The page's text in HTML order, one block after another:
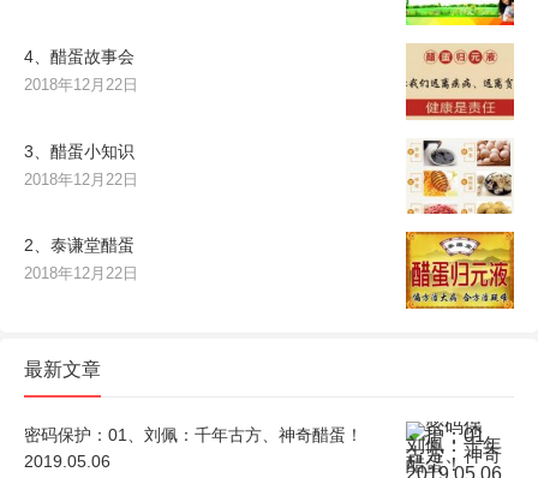
4、醋蛋故事会
2018年12月22日
3、醋蛋小知识
2018年12月22日
2、泰谦堂醋蛋
2018年12月22日
最新文章
密码保护：01、刘佩：千年古方、神奇醋蛋！
2019.05.06